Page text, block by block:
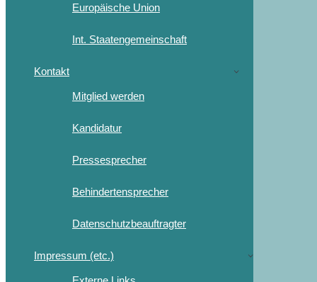
Europäische Union
Int. Staatengemeinschaft
Kontakt
Mitglied werden
Kandidatur
Pressesprecher
Behindertensprecher
Datenschutzbeauftragter
Impressum (etc.)